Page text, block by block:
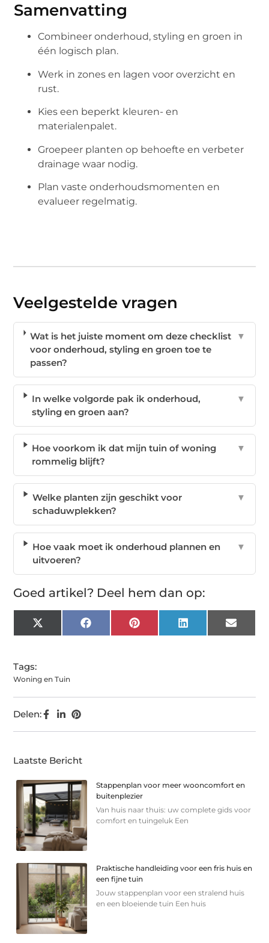
Samenvatting
Combineer onderhoud, styling en groen in
één logisch plan.
Werk in zones en lagen voor overzicht en
rust.
Kies een beperkt kleuren- en
materialenpalet.
Groepeer planten op behoefte en verbeter
drainage waar nodig.
Plan vaste onderhoudsmomenten en
evalueer regelmatig.
Veelgestelde vragen
Wat is het juiste moment om deze checklist
voor onderhoud, styling en groen toe te
passen?
▼
In welke volgorde pak ik onderhoud,
styling en groen aan?
▼
Hoe voorkom ik dat mijn tuin of woning
rommelig blijft?
▼
Welke planten zijn geschikt voor
schaduwplekken?
▼
Hoe vaak moet ik onderhoud plannen en
uitvoeren?
▼
Goed artikel? Deel hem dan op:
X
(Twitter)
Facebook Pinterest LinkedIn Email
Tags:
Woning en Tuin
Delen:
Laatste Bericht
Stappenplan voor meer wooncomfort en
buitenplezier
Van huis naar thuis: uw complete gids voor
comfort en tuingeluk Een
Praktische handleiding voor een fris huis en
een fijne tuin
Jouw stappenplan voor een stralend huis
en een bloeiende tuin Een huis